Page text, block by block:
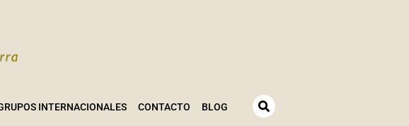
INTERNACIONALES CONTACTO BLOG